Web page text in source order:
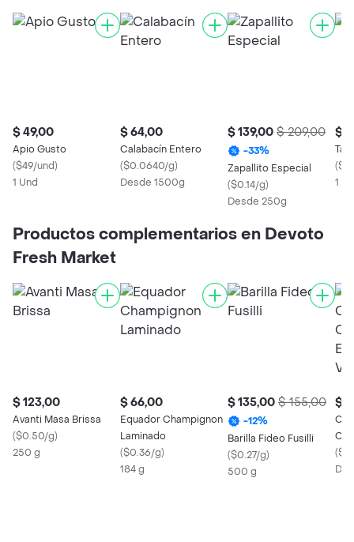
$ 49,00
Apio Gusto
($49/und)
1 Und
$ 64,00
Calabacín Entero
($0.0640/g)
Desde 1500g
$ 139,00 $ 209,00
-33%
Zapallito Especial
($0.14/g)
Desde 250g
$
(
1
Productos complementarios en Devoto
Fresh Market
$ 123,00
Avanti Masa Brissa
($0.50/g)
250 g
$ 66,00
Equador Champignon
Laminado
($0.36/g)
184 g
$ 135,00 $ 155,00
-12%
Barilla Fideo Fusilli
($0.27/g)
500 g
$
(